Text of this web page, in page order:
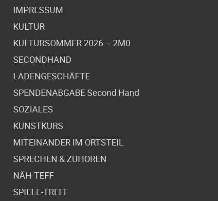
IMPRESSUM
KULTUR
KULTURSOMMER 2026 – 2M0
SECONDHAND
LADENGESCHÄFTE
SPENDENABGABE Second Hand
SOZIALES
KUNSTKURS
MITEINANDER IM ORTSTEIL
SPRECHEN & ZUHÖREN
NÄH-TEFF
SPIELE-TREFF